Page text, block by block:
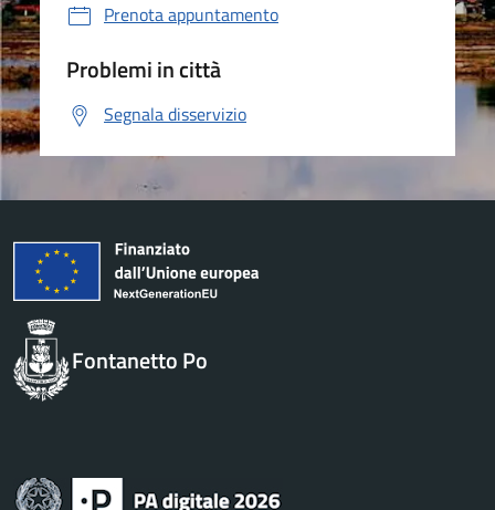
Prenota appuntamento
Problemi in città
Segnala disservizio
Fontanetto Po